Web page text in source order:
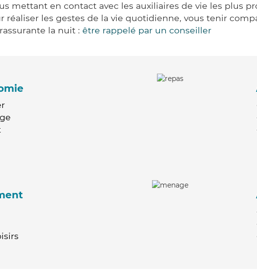
mettant en contact avec les auxiliaires de vie les plus
réaliser les gestes de la vie quotidienne, vous tenir
la nuit : être rappelé par un conseiller